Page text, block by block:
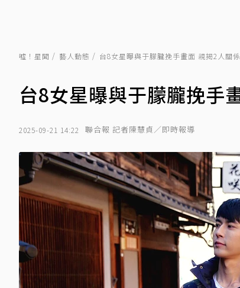
噓！星聞 藝人動態 台8女星曝與于朦朧挽手畫面 親揭2人關
台8女星曝與于朦朧挽手
2025-09-21 14:22 聯合報 記者陳慧貞／即時報導